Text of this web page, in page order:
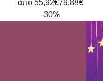
από 55,92€79,88€
-30%